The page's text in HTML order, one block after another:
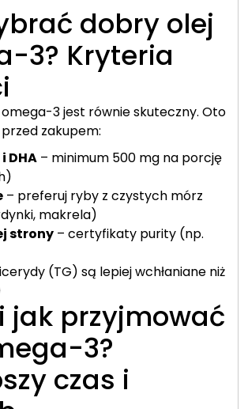
dobry olej
3? Kryteria
omega-3 jest równie skuteczny. Oto
zakupem:
DHA – minimum 500 mg na porcję
– preferuj ryby z czystych mórz
makrela)
strony – certyfikaty purity (np.
(TG) są lepiej wchłaniane niż
jak przyjmować
3?
czas i